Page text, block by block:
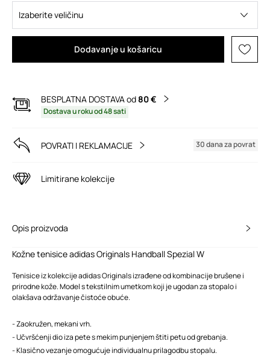
Izaberite veličinu
Dodavanje u košaricu
BESPLATNA DOSTAVA od80 €
Dostava u roku od 48 sati
POVRATI I REKLAMACIJE 30 dana za povrat
Limitirane kolekcije
Opis proizvoda
Kožne tenisice adidas Originals Handball Spezial W
Tenisice iz kolekcije adidas Originals izrađene od kombinacije brušene i
prirodne kože. Model s tekstilnim umetkom koji je ugodan za stopalo i
olakšava održavanje čistoće obuće.
- Zaokružen, mekani vrh.
- Učvršćenji dio iza pete s mekim punjenjem štiti petu od grebanja.
- Klasično vezanje omogućuje individualnu prilagodbu stopalu.